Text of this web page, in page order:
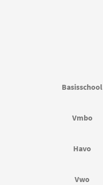
Basisschool
Vmbo
Havo
Vwo